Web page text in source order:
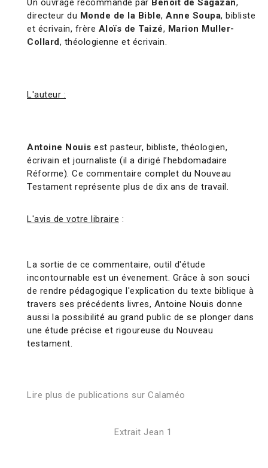
Un ouvrage recommandé par Benoît de Sagazan,
directeur du Monde de la Bible, Anne Soupa, bibliste
et écrivain, frère Aloïs de Taizé, Marion Muller-
Collard, théologienne et écrivain.
L'auteur :
Antoine Nouis est pasteur, bibliste, théologien,
écrivain et journaliste (il a dirigé l’hebdomadaire
Réforme). Ce commentaire complet du Nouveau
Testament représente plus de dix ans de travail.
L'avis de votre libraire :
La sortie de ce commentaire, outil d'étude
incontournable est un évenement. Grâce à son souci
de rendre pédagogique l'explication du texte biblique à
travers ses précédents livres, Antoine Nouis donne
aussi la possibilité au grand public de se plonger dans
une étude précise et rigoureuse du Nouveau
testament.
Lire plus de publications sur Calaméo
Extrait Jean 1